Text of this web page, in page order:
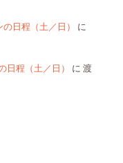
日程（土／日）
に
日程（土／日）
に 渡